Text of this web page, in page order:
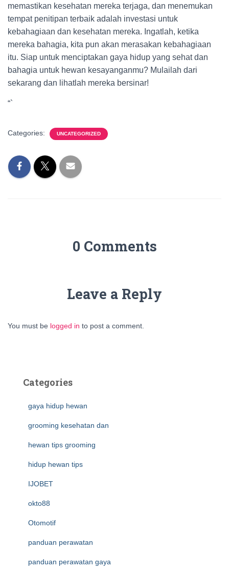
memastikan kesehatan mereka terjaga, dan menemukan
tempat penitipan terbaik adalah investasi untuk
kebahagiaan dan kesehatan mereka. Ingatlah, ketika
mereka bahagia, kita pun akan merasakan kebahagiaan
itu. Siap untuk menciptakan gaya hidup yang sehat dan
bahagia untuk hewan kesayanganmu? Mulailah dari
sekarang dan lihatlah mereka bersinar!
“`
Categories: UNCATEGORIZED
0 Comments
Leave a Reply
You must be logged in to post a comment.
Categories
gaya hidup hewan
grooming kesehatan dan
hewan tips grooming
hidup hewan tips
IJOBET
okto88
Otomotif
panduan perawatan
panduan perawatan gaya